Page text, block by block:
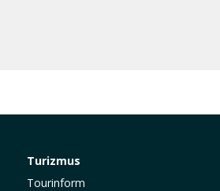
Turizmus
Tourinform